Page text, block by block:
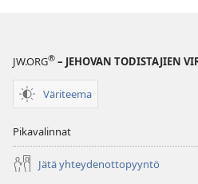
JW.ORG® – JEHOVAN TODISTAJIEN
Väriteema
Pikavalinnat
Jätä yhteydenottopyyntö